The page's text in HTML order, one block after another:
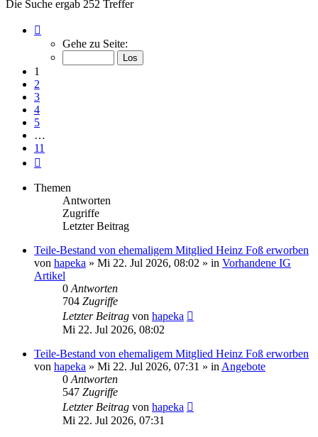
Die Suche ergab 252 Treffer
von
Gehe zu Seite:
1
2
3
4
5
…
11
Themen
Antworten
Zugriffe
Letzter Beitrag
Teile-Bestand von ehemaligem Mitglied Heinz Foß erworben
von hapeka » Mi 22. Jul 2026, 08:02 » in Vorhandene IG
Artikel
0 Antworten
704 Zugriffe
Letzter Beitrag von hapeka
Mi 22. Jul 2026, 08:02
Teile-Bestand von ehemaligem Mitglied Heinz Foß erworben
von hapeka » Mi 22. Jul 2026, 07:31 » in Angebote
0 Antworten
547 Zugriffe
Letzter Beitrag von hapeka
Mi 22. Jul 2026, 07:31